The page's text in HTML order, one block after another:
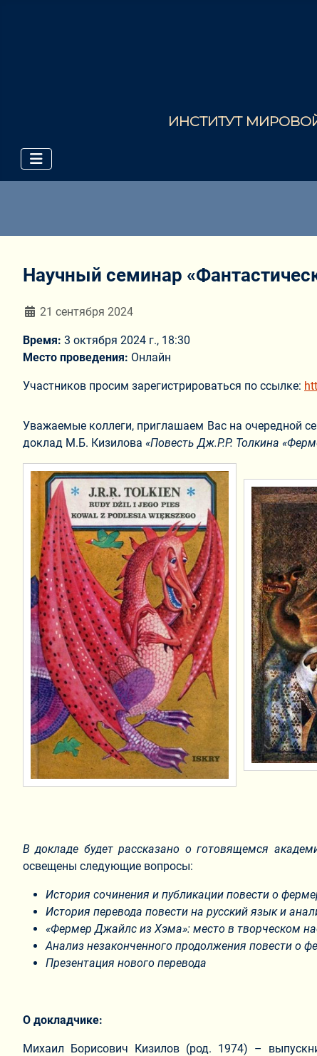
ИНСТИТУТ
Научный семинар
Информация о материале
21 сентября 2024
Время: 3 октября 2024 г., 18:30
Место проведения: Онлайн
Участников просим зарегистрироваться по ссылке:
Уважаемые коллеги, приглашаем Вас на очередной
доклад М.Б. Кизилова «Повесть Дж.Р.Р. Толкина
В докладе будет рассказано о готовящемся
освещены следующие вопросы:
История сочинения и публикации повести о
История перевода повести на русский язык и
«Фермер Джайлс из Хэма»: место в творческом
Анализ незаконченного продолжения повести о
Презентация нового перевода
О докладчике:
Михаил Борисович Кизилов (род. 1974) –